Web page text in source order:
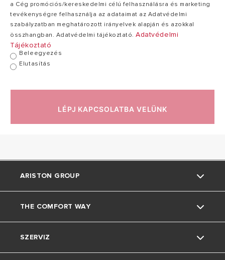
a Cég promóciós/kereskedelmi célú felhasználásra és marketing
tevékenységre felhasználja az adataimat az Adatvédelmi
szabályzatban meghatározott irányelvek alapján és azokkal
összhangban. Adatvédelmi tájékoztató. Adatvédelmi
Tájékoztató
Beleegyezés
Elutasítás
LÉPJ KAPCSOLATBA VELÜNK
ARISTON GROUP
Rólunk
A csoport
THE COMFORT WAY
Az Ariston Világa
SZERVIZ